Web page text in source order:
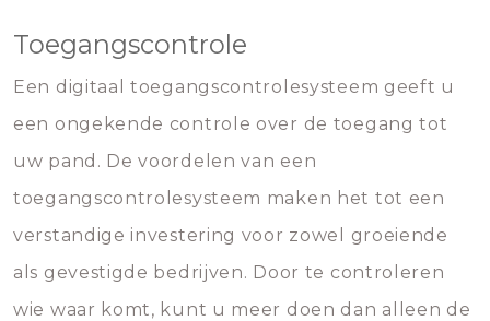
Toegangscontrole
Een digitaal toegangscontrolesysteem geeft u
een ongekende controle over de toegang tot
uw pand. De voordelen van een
toegangscontrolesysteem maken het tot een
verstandige investering voor zowel groeiende
als gevestigde bedrijven. Door te controleren
wie waar komt, kunt u meer doen dan alleen de